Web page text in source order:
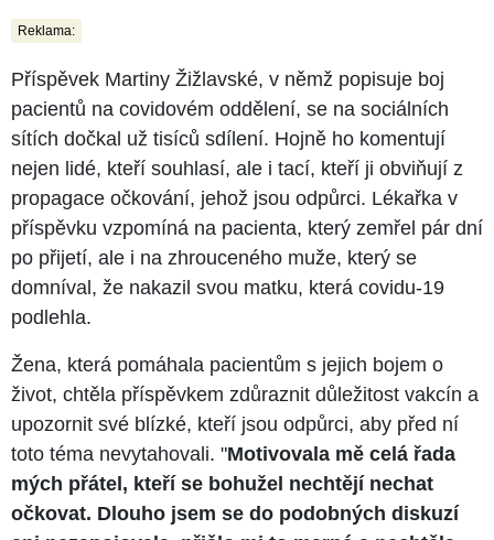
Reklama:
Příspěvek Martiny Žižlavské, v němž popisuje boj
pacientů na covidovém oddělení, se na sociálních
sítích dočkal už tisíců sdílení. Hojně ho komentují
nejen lidé, kteří souhlasí, ale i tací, kteří ji obviňují z
propagace očkování, jehož jsou odpůrci. Lékařka v
příspěvku vzpomíná na pacienta, který zemřel pár dní
po přijetí, ale i na zhrouceného muže, který se
domníval, že nakazil svou matku, která covidu-19
podlehla.
Žena, která pomáhala pacientům s jejich bojem o
život, chtěla příspěvkem zdůraznit důležitost vakcín a
upozornit své blízké, kteří jsou odpůrci, aby před ní
toto téma nevytahovali. "Motivovala mě celá řada
mých přátel, kteří se bohužel nechtějí nechat
očkovat. Dlouho jsem se do podobných diskuzí